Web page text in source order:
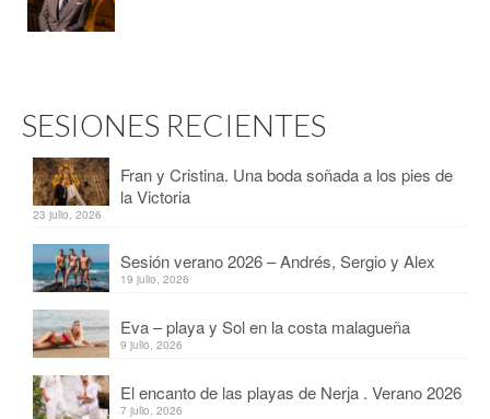
SESIONES RECIENTES
Fran y Cristina. Una boda soñada a los pies de
la Victoria
23 julio, 2026
Sesión verano 2026 – Andrés, Sergio y Alex
19 julio, 2026
Eva – playa y Sol en la costa malagueña
9 julio, 2026
El encanto de las playas de Nerja . Verano 2026
7 julio, 2026